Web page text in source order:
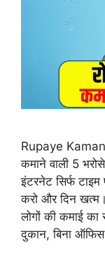
Rupaye
कमाने वाली 5
इंटरनेट सिर्फ
करो और दिन
लोगों की कमाई
दुकान, बिना